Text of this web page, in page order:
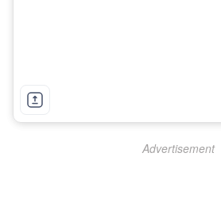
Advertisement